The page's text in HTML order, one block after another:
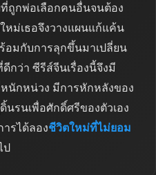
ที่ถูกพ่อเลือกคนอื่นจนต้อง
หม่เธอจึงวางแผนแก้แค้น
อมกับการลุกขึ้นมาเปลี่ยน
กว่า ซีรีส์จีนเรื่องนี้จึงมี
นักหน่วง มีการหักหลังของ
รนเพื่อศักดิ์ศรีของตัวเอง
รได้ลองชีวิตใหม่ที่ไม่ยอม
ป